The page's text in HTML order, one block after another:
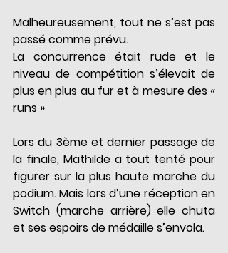
Malheureusement, tout ne s’est pas
passé comme prévu.
La concurrence était rude et le
niveau de compétition s’élevait de
plus en plus au fur et à mesure des «
runs »
Lors du 3ème et dernier passage de
la finale, Mathilde a tout tenté pour
figurer sur la plus haute marche du
podium. Mais lors d’une réception en
Switch (marche arrière) elle chuta
et ses espoirs de médaille s’envola.